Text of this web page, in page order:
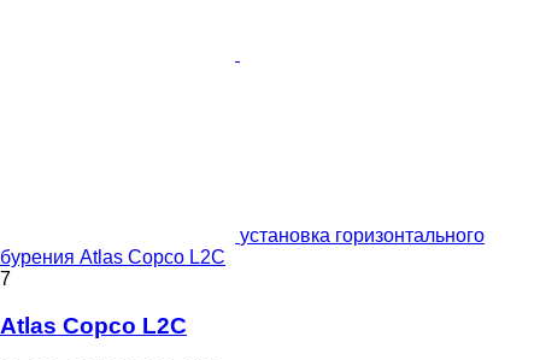
установка горизонтального
бурения Atlas Copco L2C
7
Atlas Copco L2C